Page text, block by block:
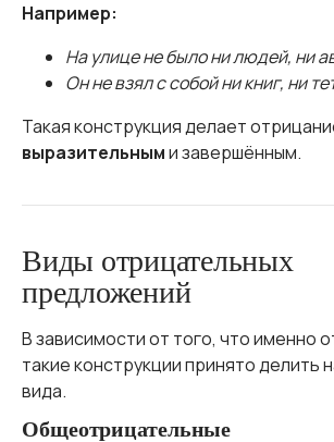
Например:
На улице не было ни людей, ни
Он не взял с собой ни книг, ни
Такая конструкция делает
выразительными завершённым.
Виды отрицательных
предложений
В зависимости от того, что именно
такие конструкции принято делить
вида.
Общеотрицательные